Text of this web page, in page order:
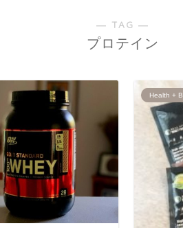
― TAG ―
プロテイン
Health +